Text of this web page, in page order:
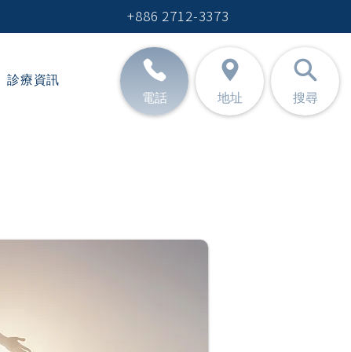
+886 2712-3373
診療資訊
電話 地址 搜尋